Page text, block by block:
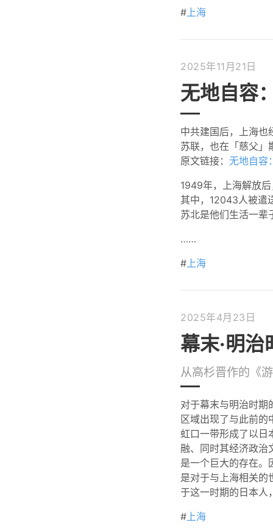
#上海
2025年11月21日
无地自容
中共建国后，上海也
苏联，也在「慈父」
原文链接： 无地自容
1949年，上海解放
其中，12043人被遣
苏北是他们生活一辈
……
#上海
2025年4月23日
幕末·明
从高杉晋作的《
对于幕末与明治时期
区域出现了与此前
虹口一带形成了以日
融、同时其经济政治
是一个巨大的存在。
是对于与上海相关的
于这一时期的日本人
#上海